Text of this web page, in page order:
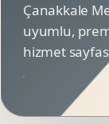
Çanakkale
uyumlu,
hizmet